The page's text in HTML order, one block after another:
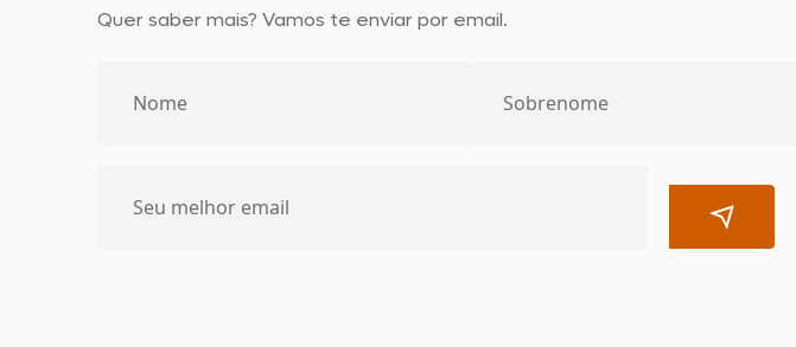
Quer saber mais? Vamos te enviar por email.